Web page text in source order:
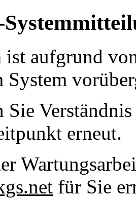
ist aufgrund
System
Sie
erneut.
für Sie